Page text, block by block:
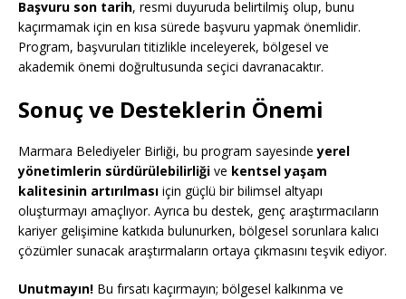
Başvuru son tarih, resmi duyuruda belirtilmiş olup, bunu
kaçırmamak için en kısa sürede başvuru yapmak önemlidir.
Program, başvuruları titizlikle inceleyerek, bölgesel ve
akademik önemi doğrultusunda seçici davranacaktır.
Sonuç ve Desteklerin Önemi
Marmara Belediyeler Birliği, bu program sayesindeyerel
yönetimlerin sürdürülebilirliği ve kentsel yaşam
kalitesinin artırılması için güçlü bir bilimsel altyapı
oluşturmayı amaçlıyor. Ayrıca bu destek, genç araştırmacıların
kariyer gelişimine katkıda bulunurken, bölgesel sorunlara kalıcı
çözümler sunacak araştırmaların ortaya çıkmasını teşvik ediyor.
Unutmayın! Bu fırsatı kaçırmayın; bölgesel kalkınma ve